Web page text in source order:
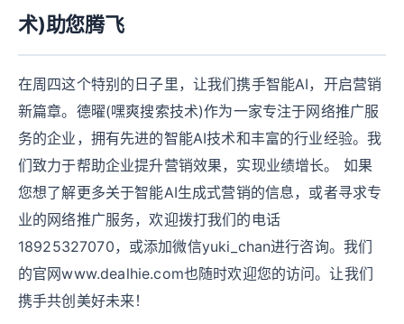
术)助您腾飞
在周四这个特别的日子里，让我们携手智能AI，开启营销
新篇章。德曜(嘿爽搜索技术)作为一家专注于网络推广服
务的企业，拥有先进的智能AI技术和丰富的行业经验。我
们致力于帮助企业提升营销效果，实现业绩增长。 如果
您想了解更多关于智能AI生成式营销的信息，或者寻求专
业的网络推广服务，欢迎拨打我们的电话
18925327070，或添加微信yuki_chan进行咨询。我们
的官网www.dealhie.com也随时欢迎您的访问。让我们
携手共创美好未来！